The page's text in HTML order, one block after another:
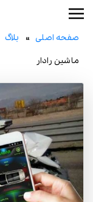
صفحه اصلی» بلاگ
ماشین رادار